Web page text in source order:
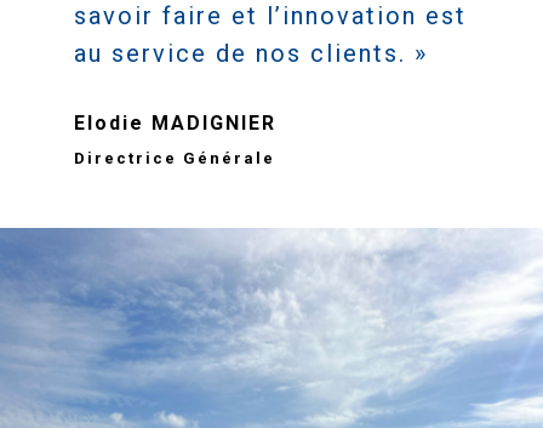
savoir faire et l’innovation est
au service de nos clients. »
Elodie MADIGNIER
Directrice Générale